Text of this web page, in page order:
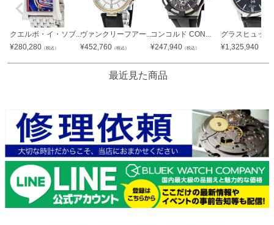
クエルボ・イ・ソブ...
¥280,280 （税込）
ヴァンクリーフアー...
¥452,760 （税込）
コンコルド CON...
¥247,940 （税込）
グラスヒュッテ
¥1,325,940
最近見た商品